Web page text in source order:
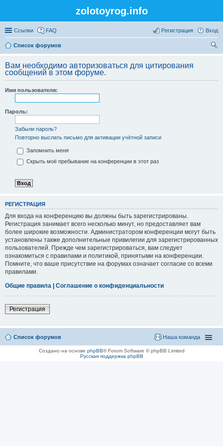
zolotoyrog.info
Ссылки FAQ Вход
Регистрация
Список форумов
Вам необходимо авторизоваться для цитирования
сообщений в этом форуме.
Имя пользователя:
Пароль:
Забыли пароль?
Повторно выслать письмо для активации учётной записи
Запомнить меня
Скрыть моё пребывание на конференции в этот раз
РЕГИСТРАЦИЯ
Для входа на конференцию вы должны быть зарегистрированы.
Регистрация занимает всего несколько минут, но предоставляет вам
более широкие возможности. Администратором конференции могут быть
установлены также дополнительные привилегии для зарегистрированных
пользователей. Прежде чем зарегистрироваться, вам следует
ознакомиться с правилами и политикой, принятыми на конференции.
Помните, что ваше присутствие на форумах означает согласие со всеми
правилами.
Общие правила | Соглашение о конфиденциальности
Регистрация
Список форумов Наша команда
Создано на основе phpBB® Forum Software © phpBB Limited
Русская поддержка phpBB